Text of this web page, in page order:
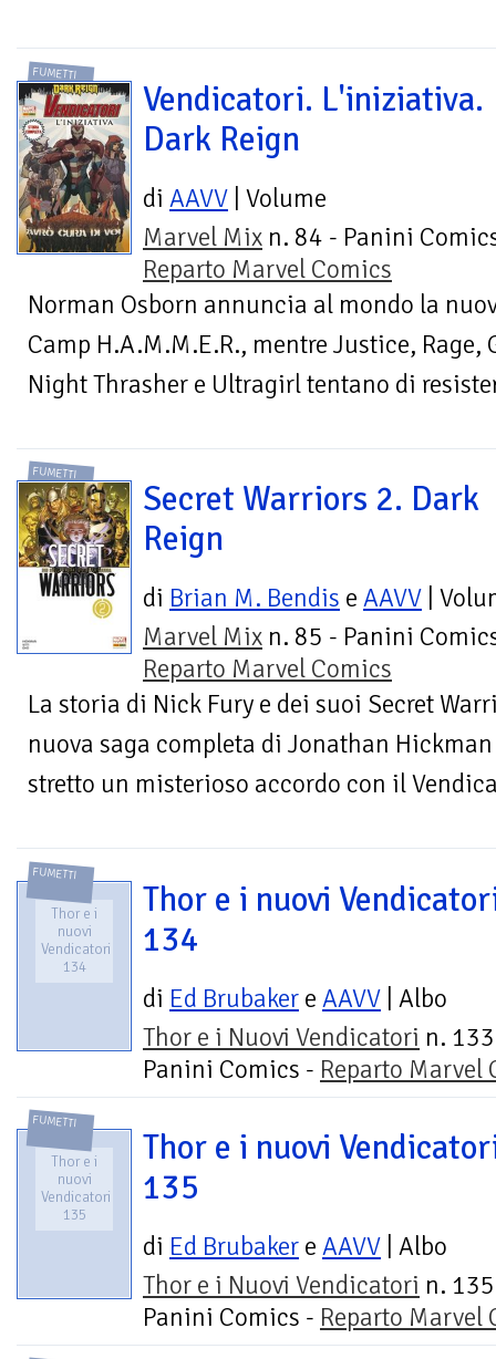
FUMETTI
Vendicatori. L'iniziativa.
Dark Reign
di AAVV | Volume
Marvel Mix n. 84 - Panini
Reparto Marvel Comics
Norman Osborn annuncia al mondo la
Camp H.A.M.M.E.R., mentre Justice,
Night Thrasher e Ultragirl tentano di
FUMETTI
Secret Warriors 2. Dark
Reign
di Brian M. Bendis e AAVV |
Marvel Mix n. 85 - Panini
Reparto Marvel Comics
La storia di Nick Fury e dei suoi Secret
nuova saga completa di Jonathan
stretto un misterioso accordo con il
FUMETTI
Thor e i
nuovi
Vendicatori
134
Thor e i nuovi
134
di Ed Brubaker e AAVV | Albo
Thor e i Nuovi Vendicatori n.
Panini Comics - Reparto Marvel
FUMETTI
Thor e i
nuovi
Vendicatori
135
Thor e i nuovi
135
di Ed Brubaker e AAVV | Albo
Thor e i Nuovi Vendicatori n.
Panini Comics - Reparto Marvel